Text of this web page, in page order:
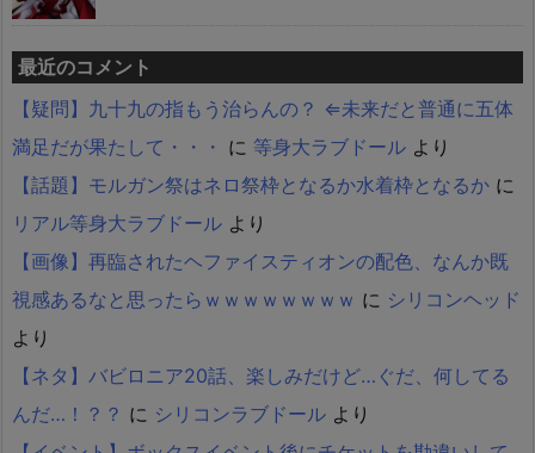
最近のコメント
【疑問】九十九の指もう治らんの？ ⇐未来だと普通に五体
満足だが果たして・・・ に 等身大ラブドール より
【話題】モルガン祭はネロ祭枠となるか水着枠となるか に
リアル等身大ラブドール より
【画像】再臨されたヘファイスティオンの配色、なんか既
視感あるなと思ったらｗｗｗｗｗｗｗｗ に シリコンヘッド
より
【ネタ】バビロニア20話、楽しみだけど…ぐだ、何してる
んだ…！？？ に シリコンラブドール より